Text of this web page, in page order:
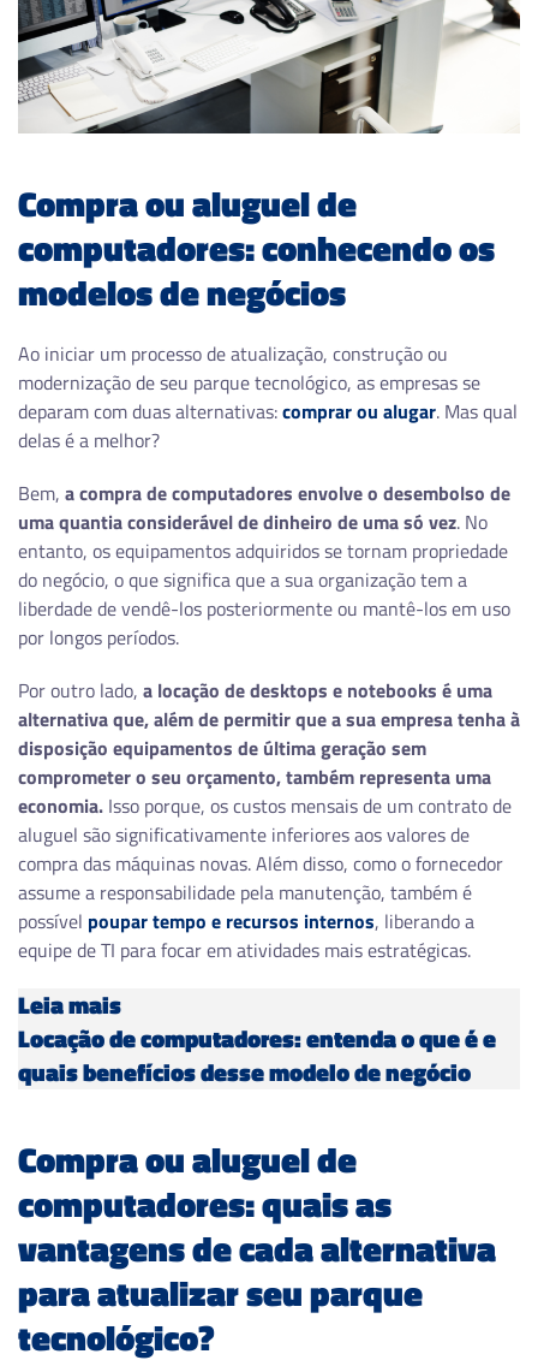
Compra ou aluguel de
computadores: conhecendo os
modelos de negócios
Ao iniciar um processo de atualização, construção ou
modernização de seu parque tecnológico, as empresas se
deparam com duas alternativas:comprar ou alugar. Mas qual
delas é a melhor?
Bem, a compra de computadores envolve o desembolso de
uma quantia considerável de dinheiro de uma só vez. No
entanto, os equipamentos adquiridos se tornam propriedade
do negócio, o que significa que a sua organização tem a
liberdade de vendê-los posteriormente ou mantê-los em uso
por longos períodos.
Por outro lado, a locação de desktops e notebooks é uma
alternativa que, além de permitir que a sua empresa tenha à
disposição equipamentos de última geração sem
comprometer o seu orçamento, também representa uma
economia. Isso porque, os custos mensais de um contrato de
aluguel são significativamente inferiores aos valores de
compra das máquinas novas. Além disso, como o fornecedor
assume a responsabilidade pela manutenção, também é
possível poupar tempo e recursos internos, liberando a
equipe de TI para focar em atividades mais estratégicas.
Leia mais
Locação de computadores: entenda o que é e
quais benefícios desse modelo de negócio
Compra ou aluguel de
computadores: quais as
vantagens de cada alternativa
para atualizar seu parque
tecnológico?